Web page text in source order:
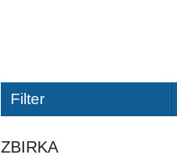
Filter
ZBIRKA